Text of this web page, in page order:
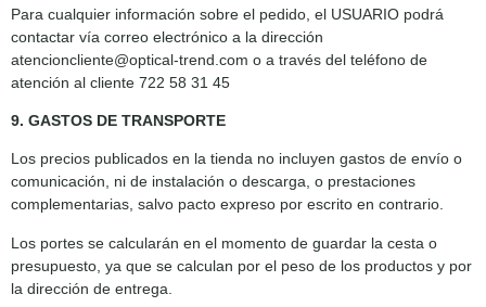
Para cualquier información sobre el pedido, el USUARIO podrá
contactar vía correo electrónico a la dirección
atencioncliente@optical-trend.com o a través del teléfono de
atención al cliente 722 58 31 45
9. GASTOS DE TRANSPORTE
Los precios publicados en la tienda no incluyen gastos de envío o
comunicación, ni de instalación o descarga, o prestaciones
complementarias, salvo pacto expreso por escrito en contrario.
Los portes se calcularán en el momento de guardar la cesta o
presupuesto, ya que se calculan por el peso de los productos y por
la dirección de entrega.